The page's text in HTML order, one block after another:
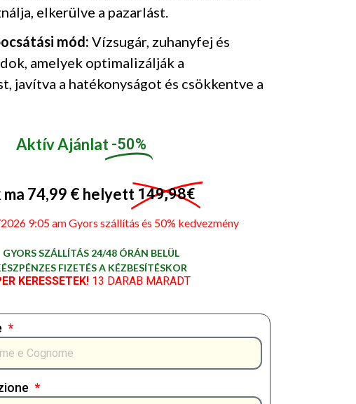
elkerülve a pazarlást.
mód: Vízsugár, zuhanyfej és
amelyek optimalizálják a
javítva a hatékonyságot és csökkentve a
Aktív Ajánlat -50%
ma 74,99 € helyett 149,98€
9:05 am Gyors szállítás és 50% kedvezmény
GYORS SZÁLLÍTÁS 24/48 ÓRÁN BELÜL
FIZETÉS A KÉZBESÍTÉSKOR
KERESSETEK! 13 DARAB MARADT